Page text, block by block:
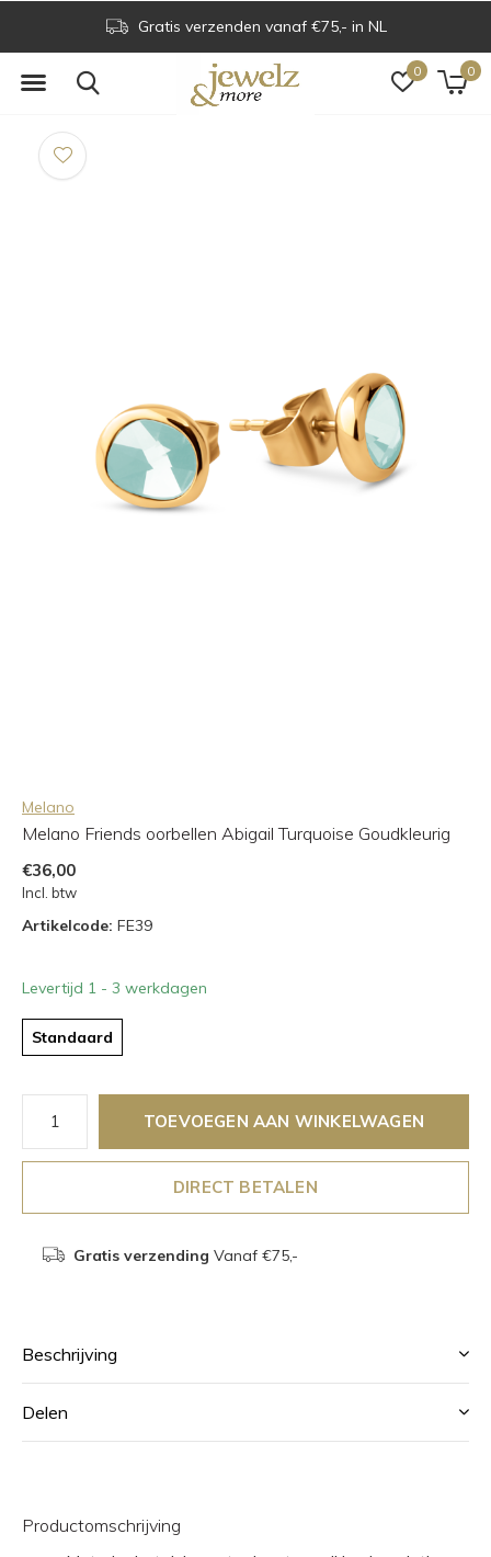
0 0
Gratis verzenden vanaf €75,- in NL
Melano
Melano Friends oorbellen Abigail Turquoise Goudkleurig
€36,00
Incl. btw
Artikelcode: FE39
Levertijd 1 - 3 werkdagen
Standaard
TOEVOEGEN AAN WINKELWAGEN
DIRECT BETALEN
Gratis verzending Vanaf €75,-
Beschrijving
Delen
Productomschrijving